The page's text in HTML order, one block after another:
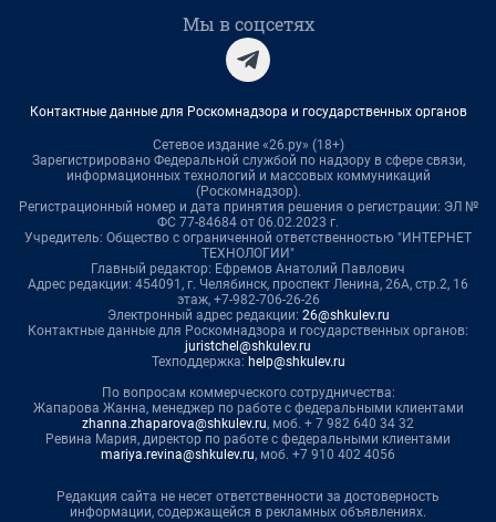
Мы в соцсетях
Контактные данные для Роскомнадзора и государственных органов
Сетевое издание «26.ру» (18+)
Зарегистрировано Федеральной службой по надзору в сфере связи,
информационных технологий и массовых коммуникаций
(Роскомнадзор).
Регистрационный номер и дата принятия решения о регистрации: ЭЛ №
ФС 77-84684 от 06.02.2023 г.
Учредитель: Общество с ограниченной ответственностью "ИНТЕРНЕТ
ТЕХНОЛОГИИ"
Главный редактор: Ефремов Анатолий Павлович
Адрес редакции: 454091, г. Челябинск, проспект Ленина, 26А, стр.2, 16
этаж, +7-982-706-26-26
Электронный адрес редакции: 26@shkulev.ru
Контактные данные для Роскомнадзора и государственных органов:
juristchel@shkulev.ru
Техподдержка: help@shkulev.ru
По вопросам коммерческого сотрудничества:
Жапарова Жанна, менеджер по работе с федеральными клиентами
zhanna.zhaparova@shkulev.ru, моб. + 7 982 640 34 32
Ревина Мария, директор по работе с федеральными клиентами
mariya.revina@shkulev.ru, моб. +7 910 402 4056
Редакция сайта не несет ответственности за достоверность
информации, содержащейся в рекламных объявлениях.